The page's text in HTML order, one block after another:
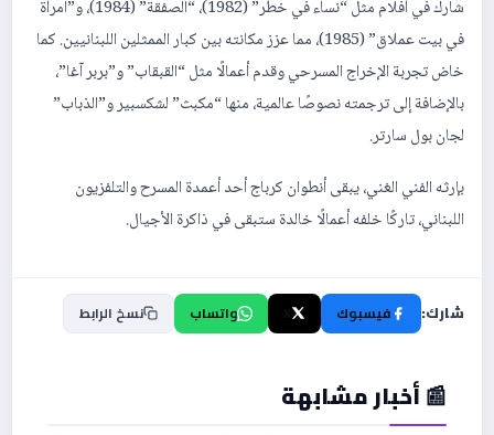
شارك في أفلام مثل “نساء في خطر” (1982)، “الصفقة” (1984)، و”امرأة
في بيت عملاق” (1985)، مما عزز مكانته بين كبار الممثلين اللبنانيين. كما
خاض تجربة الإخراج المسرحي وقدم أعمالًا مثل “القبقاب” و”بربر آغا”،
بالإضافة إلى ترجمته نصوصًا عالمية، منها “مكبث” لشكسبير و”الذباب”
لجان بول سارتر.
بإرثه الفني الغني، يبقى أنطوان كرباج أحد أعمدة المسرح والتلفزيون
اللبناني، تاركًا خلفه أعمالًا خالدة ستبقى في ذاكرة الأجيال.
شارك: فيسبوك واتساب نسخ الرابط
📰 أخبار مشابهة